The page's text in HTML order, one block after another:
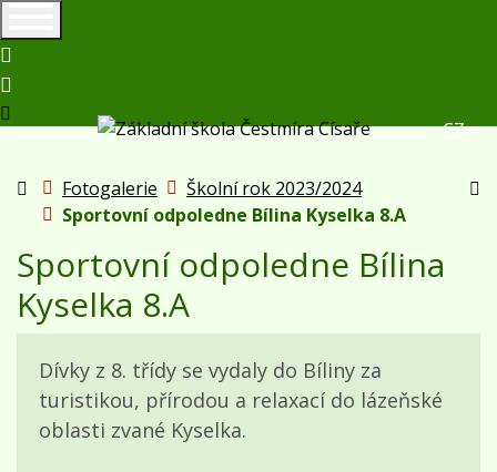
CZ
Úvodní stránka
Fotogalerie
Školní rok 2023/2024
Sportovní odpoledne Bílina Kyselka 8.A
Sportovní odpoledne Bílina
Kyselka 8.A
Dívky z 8. třídy se vydaly do Bíliny za
turistikou, přírodou a relaxací do lázeňské
oblasti zvané Kyselka.